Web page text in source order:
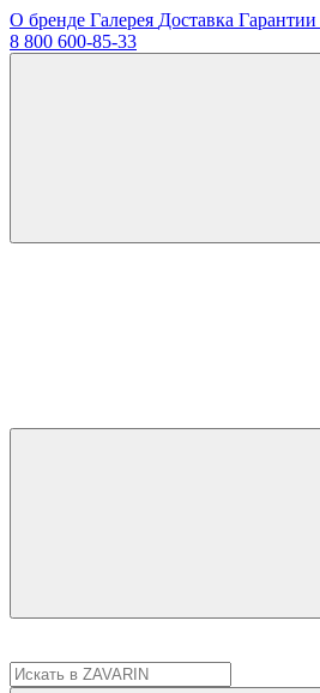
О бренде Галерея Доставка Гарантии
8 800 600-85-33